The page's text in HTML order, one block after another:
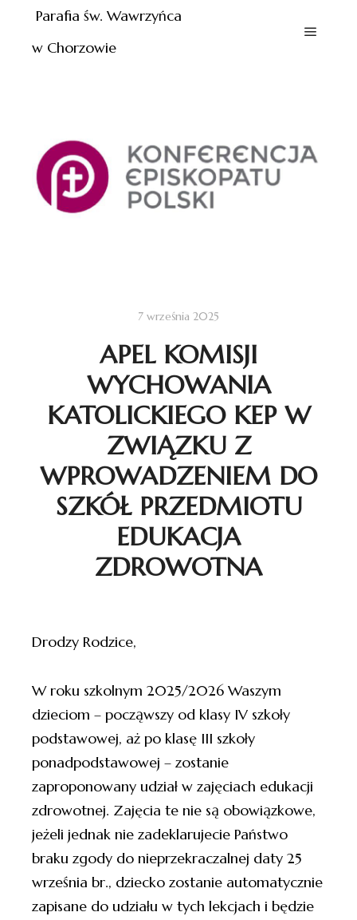
Parafia św. Wawrzyńca
w Chorzowie
7 września 2025
APEL KOMISJI
WYCHOWANIA
KATOLICKIEGO KEP W
ZWIĄZKU Z
WPROWADZENIEM DO
SZKÓŁ PRZEDMIOTU
EDUKACJA
ZDROWOTNA
Drodzy Rodzice,
W roku szkolnym 2025/2026 Waszym
dzieciom – począwszy od klasy IV szkoły
podstawowej, aż po klasę III szkoły
ponadpodstawowej – zostanie
zaproponowany udział w zajęciach edukacji
zdrowotnej. Zajęcia te nie są obowiązkowe,
jeżeli jednak nie zadeklarujecie Państwo
braku zgody do nieprzekraczalnej daty 25
września br., dziecko zostanie automatycznie
zapisane do udziału w tych lekcjach i będzie